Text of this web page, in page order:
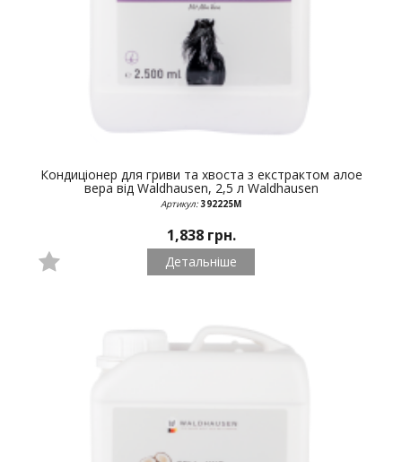
Кондиціонер для гриви та хвоста з екстрактом алое
вера від Waldhausen, 2,5 л Waldhausen
Артикул: 392225М
1,838 грн.
Детальніше